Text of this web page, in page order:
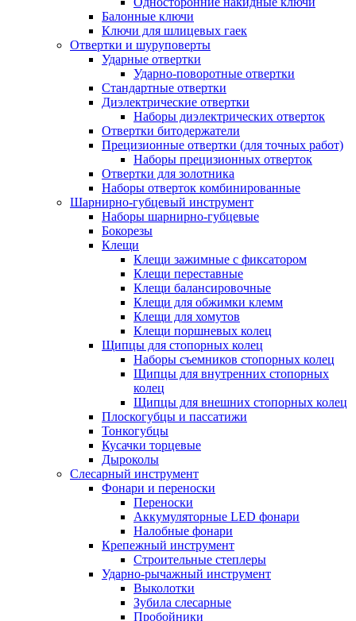
Балонные ключи
Ключи для шлицевых гаек
Отвертки и шуруповерты
Ударные отвертки
Ударно-поворотные отвертки
Стандартные отвертки
Диэлектрические отвертки
Наборы диэлектрических отверток
Отвертки битодержатели
Прецизионные отвертки (для точных работ)
Наборы прецизионных отверток
Отвертки для золотника
Наборы отверток комбинированные
Шарнирно-губцевый инструмент
Наборы шарнирно-губцевые
Бокорезы
Клещи
Клещи зажимные с фиксатором
Клещи переставные
Клещи балансировочные
Клещи для обжимки клемм
Клещи для хомутов
Клещи поршневых колец
Щипцы для стопорных колец
Наборы съемников стопорных колец
Щипцы для внутренних стопорных
колец
Щипцы для внешних стопорных колец
Плоскогубцы и пассатижи
Тонкогубцы
Кусачки торцевые
Дыроколы
Слесарный инструмент
Фонари и переноски
Переноски
Аккумуляторные LED фонари
Налобные фонари
Крепежный инструмент
Строительные степлеры
Ударно-рычажный инструмент
Выколотки
Зубила слесарные
Пробойники